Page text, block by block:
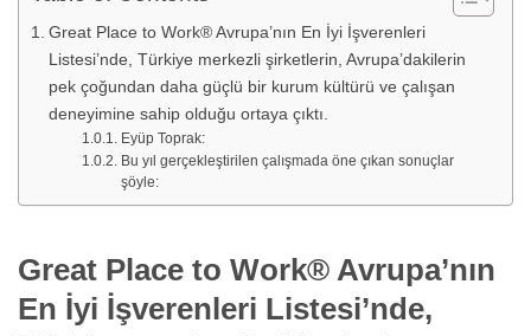
Great Place to Work® Avrupa’nın En İyi İşverenleri
Listesi’nde, Türkiye merkezli şirketlerin, Avrupa’dakilerin
pek çoğundan daha güçlü bir kurum kültürü ve çalışan
deneyimine sahip olduğu ortaya çıktı.
Eyüp Toprak:
Bu yıl gerçekleştirilen çalışmada öne çıkan sonuçlar
şöyle:
Great Place to Work® Avrupa’nın
En İyi İşverenleri Listesi’nde,